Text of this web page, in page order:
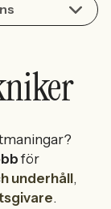
för
underhåll,
.